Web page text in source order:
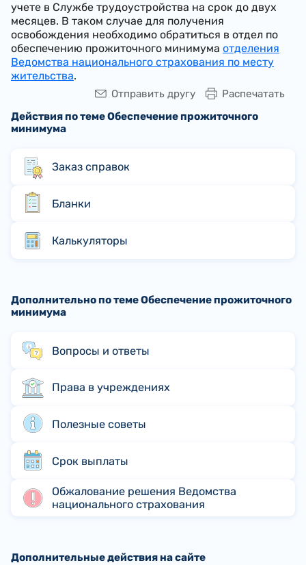
учете в Службе трудоустройства на срок до двух
месяцев. В таком случае для получения
освобождения необходимо обратиться в отдел по
обеспечению прожиточного минимума отделения
Ведомства национального страхования по месту
жительства.
Распечатать
Отправить другу
Действия по теме Обеспечение прожиточного
минимума
Заказ справок
Бланки
Калькуляторы
Дополнительно по теме Обеспечение прожиточного
минимума
Вопросы и ответы
Права в учреждениях
Полезные советы
Срок выплаты
Обжалование решения Ведомства
национального страхования
Дополнительные действия на сайте